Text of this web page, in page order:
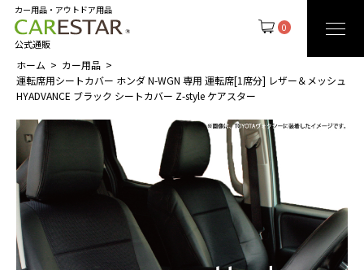
0
カー用品・アウトドア用品
公式通販
ホーム
カー用品
運転席用シートカバー ホンダ N-WGN 専用 運転席[1席分] レザー＆メッシュ
HYADVANCE ブラック シートカバー Z-style ケアスター